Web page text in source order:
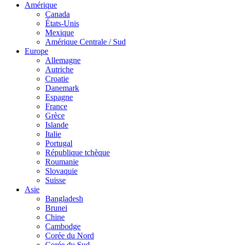
Amérique
Canada
États-Unis
Mexique
Amérique Centrale / Sud
Europe
Allemagne
Autriche
Croatie
Danemark
Espagne
France
Grèce
Islande
Italie
Portugal
République tchèque
Roumanie
Slovaquie
Suisse
Asie
Bangladesh
Brunei
Chine
Cambodge
Corée du Nord